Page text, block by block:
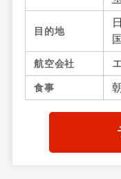
目的地
航空会社
食事